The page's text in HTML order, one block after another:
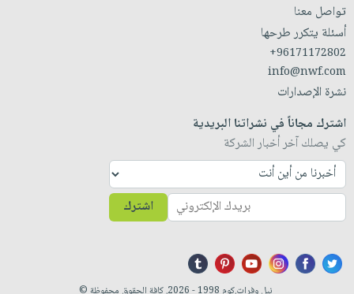
تواصل معنا
أسئلة يتكرر طرحها
+96171172802
info@nwf.com
نشرة الإصدارات
اشترك مجاناً في نشراتنا البريدية
كي يصلك آخر أخبار الشركة
اشترك